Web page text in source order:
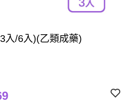
入/6入)(乙類成藥)